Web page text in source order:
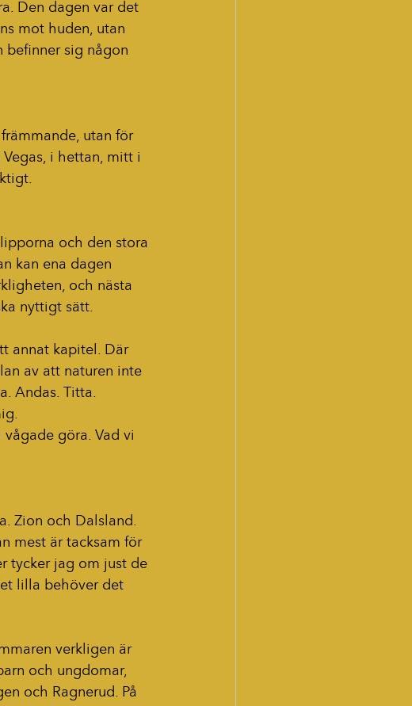
Den dagen var det
mot huden, utan
befinner sig någon
utan för
i hettan, mitt i
och den stora
kan ena dagen
och nästa
nyttigt sätt.
annat kapitel. Där
av att naturen inte
Andas. Titta.
göra. Vad vi
Zion och Dalsland.
mest är tacksam för
tycker jag om just de
lilla behöver det
verkligen är
och ungdomar,
och Ragnerud. På